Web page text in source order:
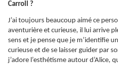
Carroll ?
J’ai toujours beaucoup aimé ce
aventurière et curieuse, il lui arrive
sens et je pense que je m’identifie
curieuse et de se laisser guider par
j’adore l’esthétisme autour d’Alice,